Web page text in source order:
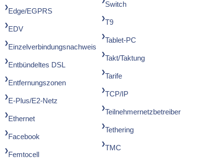
Edge/EGPRS
EDV
Einzelverbindungsnachweis
Entbündeltes DSL
Entfernungszonen
E-Plus/E2-Netz
Ethernet
Facebook
Femtocell
Switch
T9
Tablet-PC
Takt/Taktung
Tarife
TCP/IP
Teilnehmernetzbetreiber
Tethering
TMC